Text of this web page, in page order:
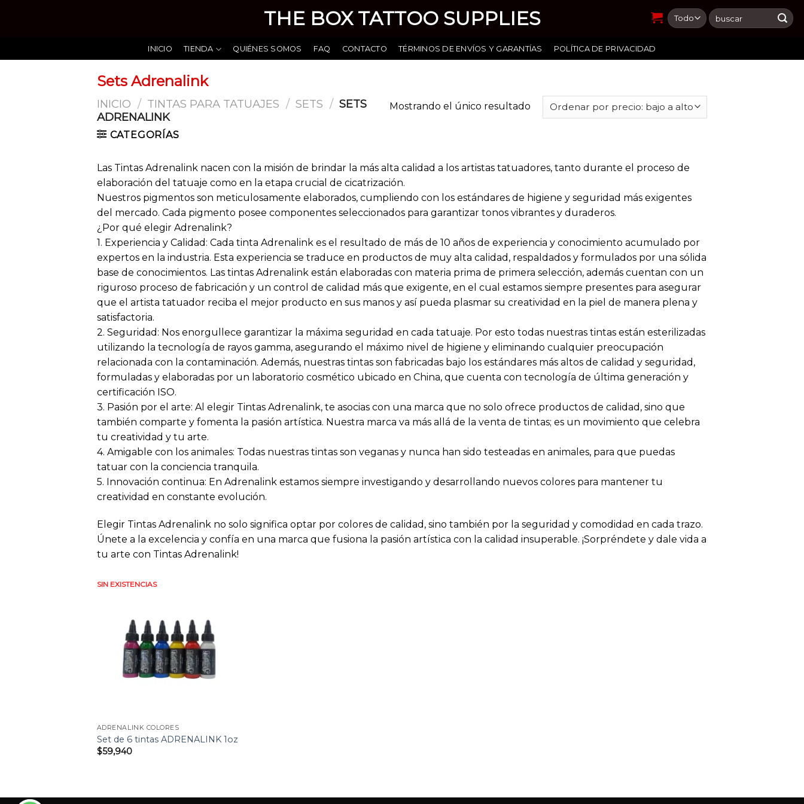
THE BOX TATTOO SUPPLIES
Buscar
por:
INICIO TIENDA QUIÉNES SOMOS FAQ CONTACTO TÉRMINOS DE ENVÍOS Y GARANTÍAS POLÍTICA DE PRIVACIDAD
Sets Adrenalink
INICIO / TINTAS PARA TATUAJES / SETS / SETS
ADRENALINK
CATEGORÍAS
Mostrando el único resultado
Las Tintas Adrenalink nacen con la misión de brindar la más alta calidad a los artistas tatuadores, tanto durante el proceso de
elaboración del tatuaje como en la etapa crucial de cicatrización.
Nuestros pigmentos son meticulosamente elaborados, cumpliendo con los estándares de higiene y seguridad más exigentes
del mercado. Cada pigmento posee componentes seleccionados para garantizar tonos vibrantes y duraderos.
¿Por qué elegir Adrenalink?
1. Experiencia y Calidad: Cada tinta Adrenalink es el resultado de más de 10 años de experiencia y conocimiento acumulado por
expertos en la industria. Esta experiencia se traduce en productos de muy alta calidad, respaldados y formulados por una sólida
base de conocimientos. Las tintas Adrenalink están elaboradas con materia prima de primera selección, además cuentan con un
riguroso proceso de fabricación y un control de calidad más que exigente, en el cual estamos siempre presentes para asegurar
que el artista tatuador reciba el mejor producto en sus manos y así pueda plasmar su creatividad en la piel de manera plena y
satisfactoria.
2. Seguridad: Nos enorgullece garantizar la máxima seguridad en cada tatuaje. Por esto todas nuestras tintas están esterilizadas
utilizando la tecnología de rayos gamma, asegurando el máximo nivel de higiene y eliminando cualquier preocupación
relacionada con la contaminación. Además, nuestras tintas son fabricadas bajo los estándares más altos de calidad y seguridad,
formuladas y elaboradas por un laboratorio cosmético ubicado en China, que cuenta con tecnología de última generación y
certificación ISO.
3. Pasión por el arte: Al elegir Tintas Adrenalink, te asocias con una marca que no solo ofrece productos de calidad, sino que
también comparte y fomenta la pasión artística. Nuestra marca va más allá de la venta de tintas; es un movimiento que celebra
tu creatividad y tu arte.
4. Amigable con los animales: Todas nuestras tintas son veganas y nunca han sido testeadas en animales, para que puedas
tatuar con la conciencia tranquila.
5. Innovación continua: En Adrenalink estamos siempre investigando y desarrollando nuevos colores para mantener tu
creatividad en constante evolución.
Elegir Tintas Adrenalink no solo significa optar por colores de calidad, sino también por la seguridad y comodidad en cada trazo.
Únete a la excelencia y confía en una marca que fusiona la pasión artística con la calidad insuperable. ¡Sorpréndete y dale vida a
tu arte con Tintas Adrenalink!
Añadir
a la
lista
deseos
SIN EXISTENCIAS
ADRENALINK COLORES
Set de 6 tintas ADRENALINK 1oz
$59,940